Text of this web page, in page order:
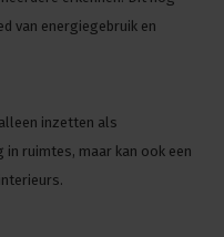
van energiegebruik en
inzetten als
ruimtes, maar kan ook een